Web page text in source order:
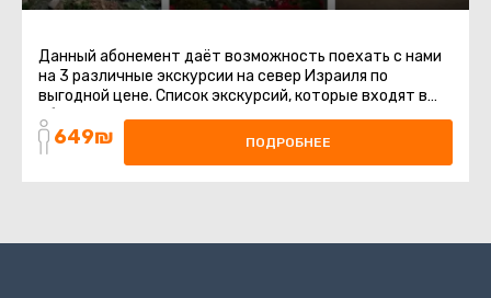
Данный абонемент даёт возможность поехать с нами
на 3 различные экскурсии на север Израиля по
выгодной цене. Список экскурсий, которые входят в
абонемент: "Кейсария ...
649₪ ПОДРОБНЕЕ